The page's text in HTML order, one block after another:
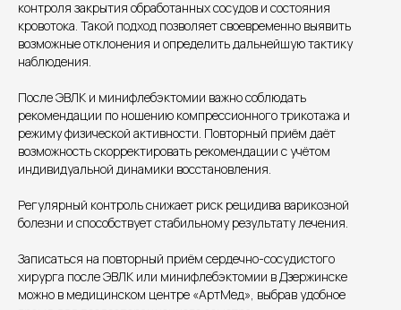
контроля закрытия обработанных сосудов и состояния
кровотока. Такой подход позволяет своевременно выявить
возможные отклонения и определить дальнейшую тактику
наблюдения.
После ЭВЛК и минифлебэктомии важно соблюдать
рекомендации по ношению компрессионного трикотажа и
режиму физической активности. Повторный приём даёт
возможность скорректировать рекомендации с учётом
индивидуальной динамики восстановления.
Регулярный контроль снижает риск рецидива варикозной
болезни и способствует стабильному результату лечения.
Записаться на повторный приём сердечно-сосудистого
хирурга после ЭВЛК или минифлебэктомии в Дзержинске
можно в медицинском центре «АртМед», выбрав удобное
Пн.-пт. — с 08:00 до 20:00
Сб. — с 08:00 до 18:00
+7 8313 248 248
Петрищева д.35.пом.3 На ремонте
Розыгрыши и актуальные новости
Подписывайся